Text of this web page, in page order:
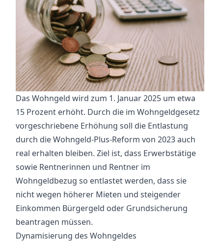
Das Wohngeld wird zum 1. Januar 2025 um etwa
15 Prozent erhöht. Durch die im Wohngeldgesetz
vorgeschriebene Erhöhung soll die Entlastung
durch die Wohngeld-Plus-Reform von 2023 auch
real erhalten bleiben. Ziel ist, dass Erwerbstätige
sowie Rentnerinnen und Rentner im
Wohngeldbezug so entlastet werden, dass sie
nicht wegen höherer Mieten und steigender
Einkommen Bürgergeld oder Grundsicherung
beantragen müssen.
Dynamisierung des Wohngeldes